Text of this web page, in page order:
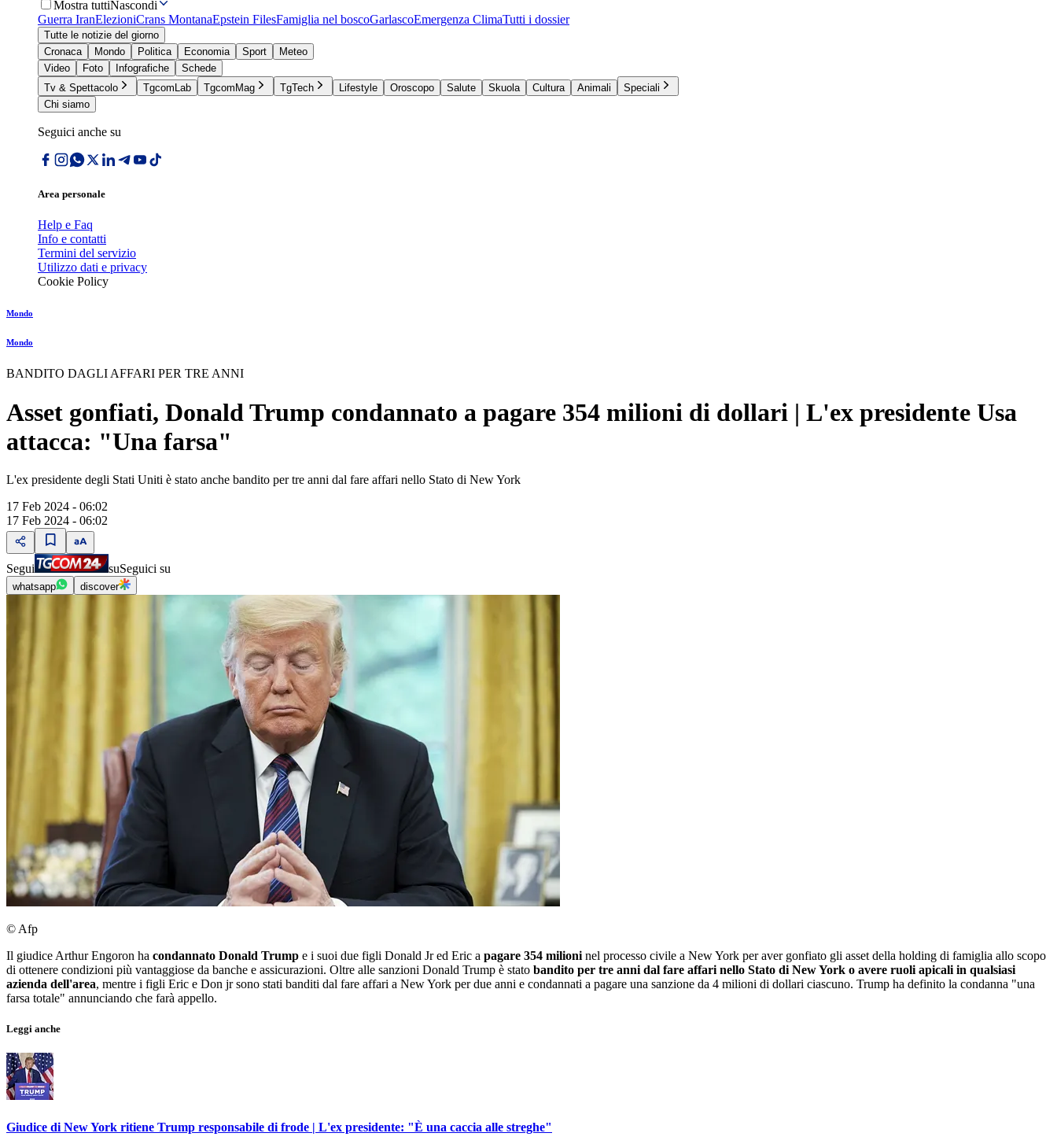
Mostra tuttiNascondi
Guerra IranElezioniCrans MontanaEpstein FilesFamiglia nel boscoGarlascoEmergenza ClimaTutti i dossier
Tutte le notizie del giorno
Cronaca
Mondo Politica Economia Sport
Meteo
Video
Foto Infografiche
Schede
Tv & Spettacolo
TgcomLab TgcomMag TgTech Lifestyle Oroscopo Salute Skuola Cultura Animali
Speciali
Chi siamo
Seguici anche su
Area personale
Help e Faq
Info e contatti
Termini del servizio
Utilizzo dati e privacy
Cookie Policy
Mondo
Mondo
BANDITO DAGLI AFFARI PER TRE ANNI
Asset gonfiati, Donald Trump condannato a pagare 354 milioni di dollari | L'ex presidente Usa
attacca: "Una farsa"
L'ex presidente degli Stati Uniti è stato anche bandito per tre anni dal fare affari nello Stato di New York
17 Feb 2024 - 06:02
17 Feb 2024 - 06:02
Segui suSeguici su
whatsapp discover
© Afp
Il giudice Arthur Engoron ha condannato Donald Trump e i suoi due figli Donald Jr ed Eric a pagare 354 milioni nel processo civile a New York per aver gonfiato gli asset della holding di famiglia allo scopo
di ottenere condizioni più vantaggiose da banche e assicurazioni. Oltre alle sanzioni Donald Trump è stato bandito per tre anni dal fare affari nello Stato di New York o avere ruoli apicali in qualsiasi
azienda dell'area, mentre i figli Eric e Don jr sono stati banditi dal fare affari a New York per due anni e condannati a pagare una sanzione da 4 milioni di dollari ciascuno. Trump ha definito la condanna "una
farsa totale" annunciando che farà appello.
Leggi anche
Giudice di New York ritiene Trump responsabile di frode | L'ex presidente: "È una caccia alle streghe"